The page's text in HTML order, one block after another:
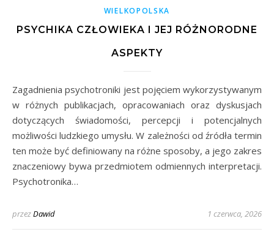
WIELKOPOLSKA
PSYCHIKA CZŁOWIEKA I JEJ RÓŻNORODNE
ASPEKTY
Zagadnienia psychotroniki jest pojęciem wykorzystywanym
w różnych publikacjach, opracowaniach oraz dyskusjach
dotyczących świadomości, percepcji i potencjalnych
możliwości ludzkiego umysłu. W zależności od źródła termin
ten może być definiowany na różne sposoby, a jego zakres
znaczeniowy bywa przedmiotem odmiennych interpretacji.
Psychotronika…
przezDawid 1 czerwca, 2026